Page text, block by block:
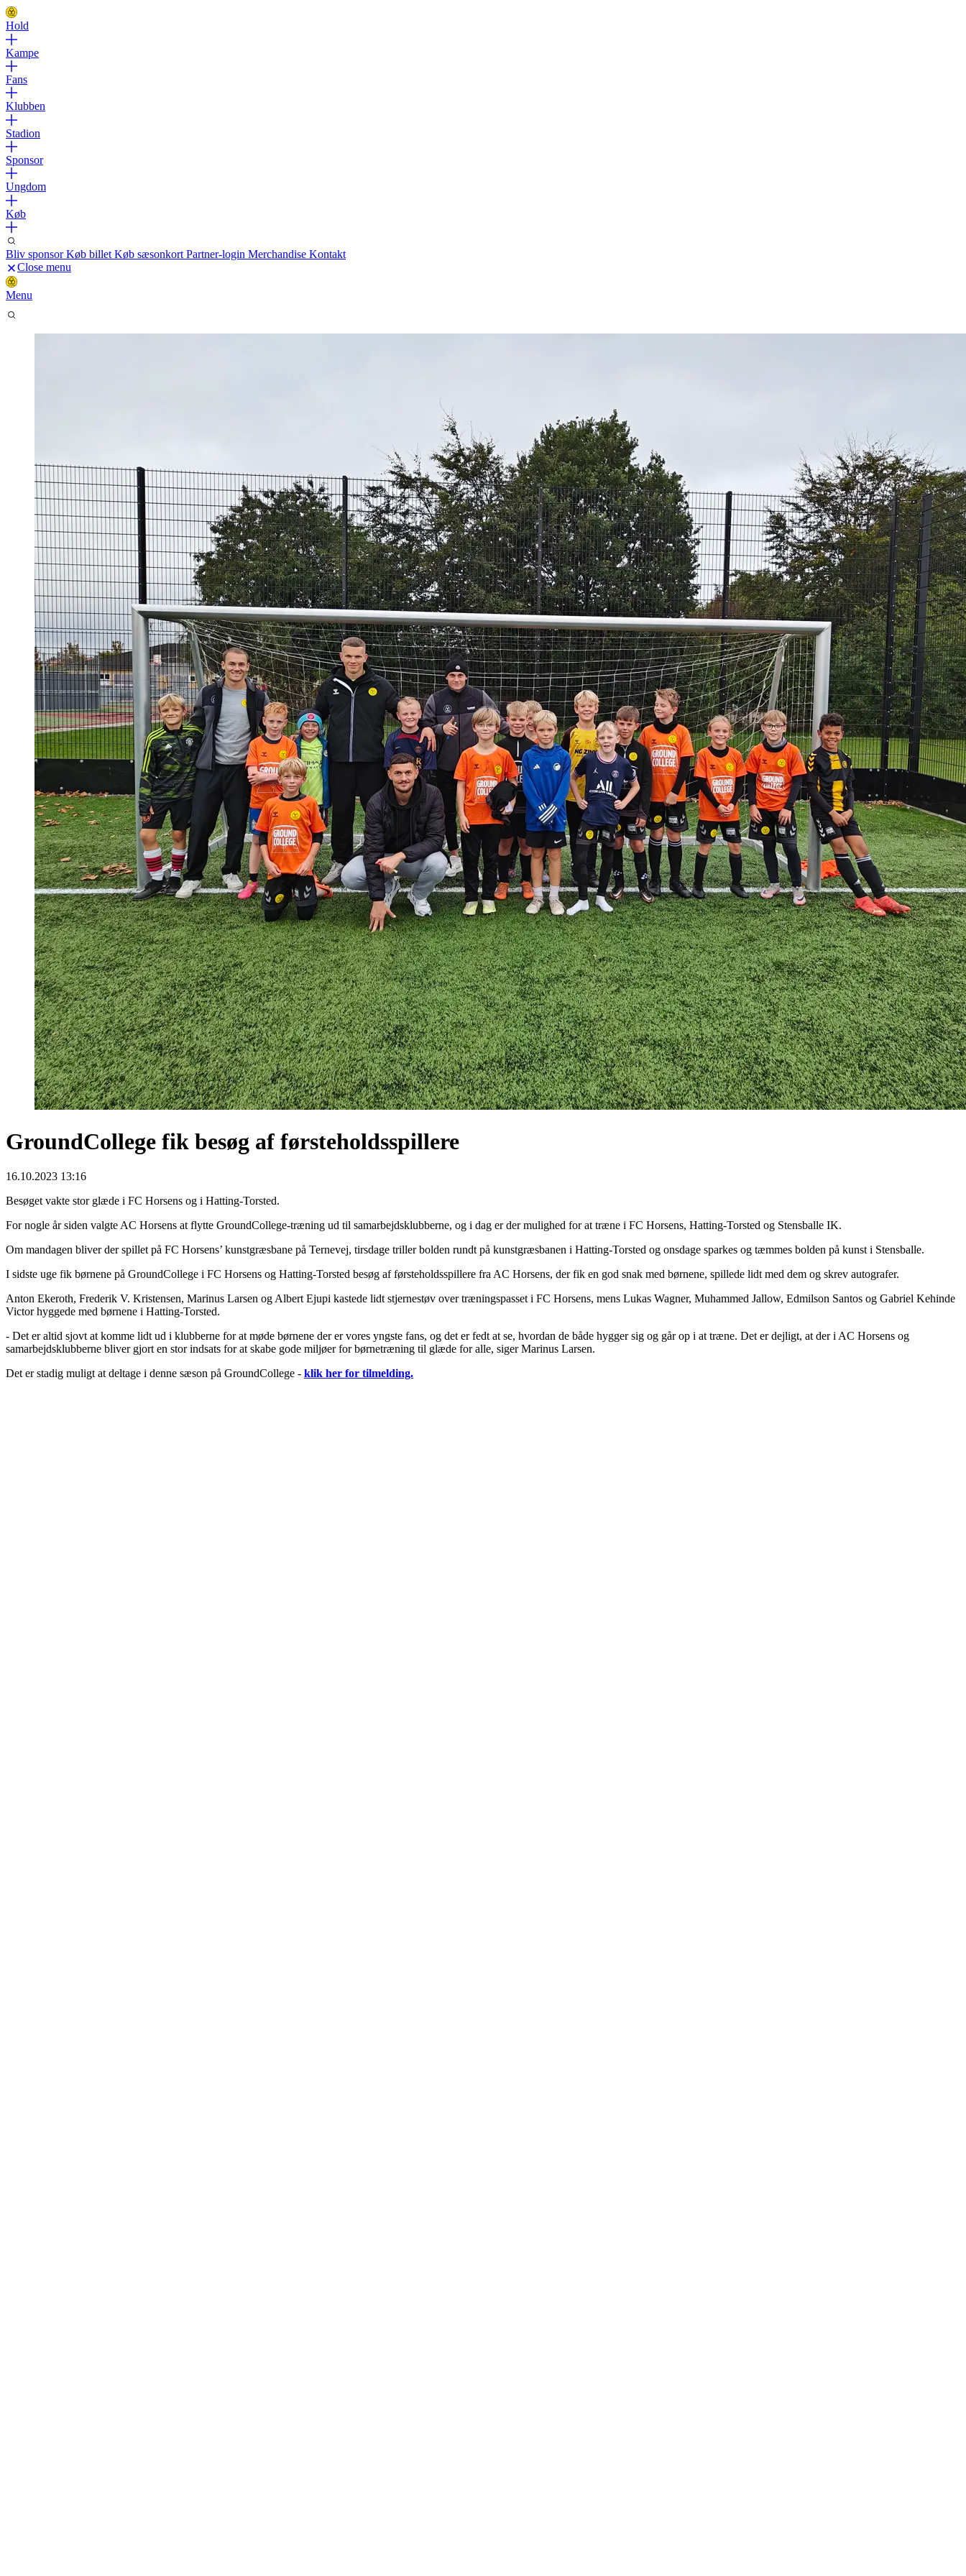
Hold
Kampe
Fans
Klubben
Stadion
Sponsor
Ungdom
Køb
Bliv sponsorKøb billet Køb sæsonkort Partner-login Merchandise Kontakt
Close menu
Menu
GroundCollege fik besøg af førsteholdsspillere
16.10.2023 13:16
Besøget vakte stor glæde i FC Horsens og i Hatting-Torsted.
For nogle år siden valgte AC Horsens at flytte GroundCollege-træning ud til samarbejdsklubberne, og i dag er der mulighed for at træne i FC Horsens, Hatting-Torsted og Stensballe IK.
Om mandagen bliver der spillet på FC Horsens’ kunstgræsbane på Ternevej, tirsdage triller bolden rundt på kunstgræsbanen i Hatting-Torsted og onsdage sparkes og tæmmes bolden på kunst i Stensballe.
I sidste uge fik børnene på GroundCollege i FC Horsens og Hatting-Torsted besøg af førsteholdsspillere fra AC Horsens, der fik en god snak med børnene, spillede lidt med dem og skrev autografer.
Anton Ekeroth, Frederik V. Kristensen, Marinus Larsen og Albert Ejupi kastede lidt stjernestøv over træningspasset i FC Horsens, mens Lukas Wagner, Muhammed Jallow, Edmilson Santos og Gabriel Kehinde
Victor hyggede med børnene i Hatting-Torsted.
- Det er altid sjovt at komme lidt ud i klubberne for at møde børnene der er vores yngste fans, og det er fedt at se, hvordan de både hygger sig og går op i at træne. Det er dejligt, at der i AC Horsens og
samarbejdsklubberne bliver gjort en stor indsats for at skabe gode miljøer for børnetræning til glæde for alle, siger Marinus Larsen.
Det er stadig muligt at deltage i denne sæson på GroundCollege - klik her for tilmelding.